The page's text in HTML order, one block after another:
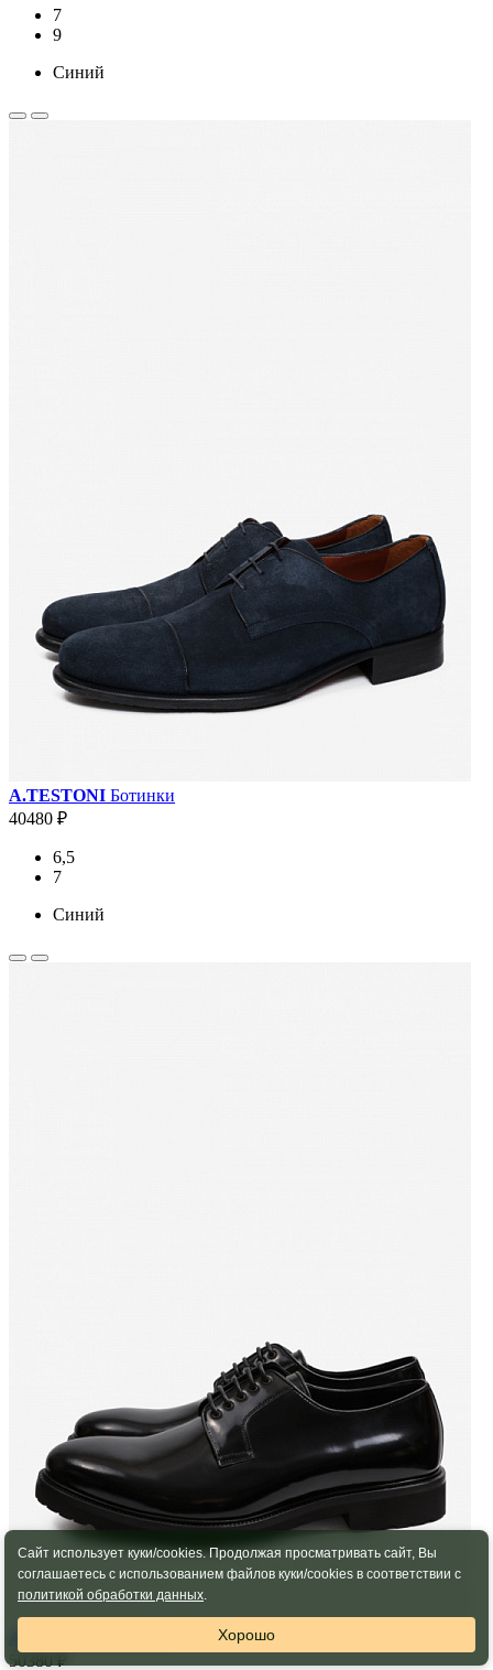
7
9
Синий
A.TESTONI Ботинки
40480 ₽
6,5
7
Синий
50380 ₽
Сайт использует куки/cookies. Продолжая просматривать сайт, Вы
соглашаетесь с использованием файлов куки/cookies в соответствии с
политикой обработки данных.
Хорошо